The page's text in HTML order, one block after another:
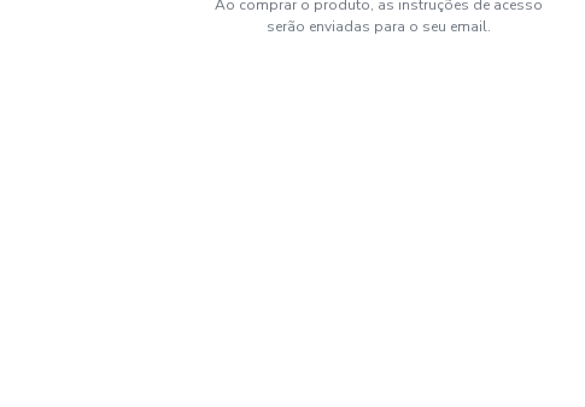
Ao comprar o produto, as instruções de acesso
serão enviadas para o seu email.